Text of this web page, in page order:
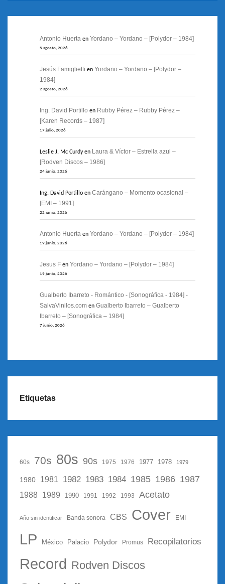
Antonio Huerta en Yordano – Yordano – [Polydor – 1984]
5 agosto, 2026
Jesús Famiglietti en Yordano – Yordano – [Polydor –
1984]
2 agosto, 2026
Ing. David Portillo en Rubby Pérez – Rubby Pérez –
[Karen Records – 1987]
17 julio, 2026
Leslie J. Mc Curdyen Laura & Víctor – Estrella azul –
[Rodven Discos – 1986]
24 junio, 2026
Ing. David Portillo en Carángano – Momento ocasional –
[EMI – 1991]
22 junio, 2026
Antonio Huerta en Yordano – Yordano – [Polydor – 1984]
19 junio, 2026
Jesus F en Yordano – Yordano – [Polydor – 1984]
19 junio, 2026
Gualberto Ibarreto - Romántico - [Sonográfica - 1984] -
SalvaVinilos.com en Gualberto Ibarreto – Gualberto
Ibarreto – [Sonográfica – 1984]
7 junio, 2026
Etiquetas
60s 70s 80s 90s 1975 1976 1977 1978 1979
1980 1981 1982 1983 1984 1985 1986 1987
1988 1989 1990 1991 1992 1993 Acetato
Año sin identificar Banda sonora CBS Cover EMI
LP México Palacio Polydor Promus Recopilatorios
Record Rodven Discos